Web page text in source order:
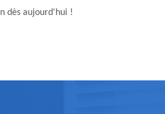
dès aujourd'hui !